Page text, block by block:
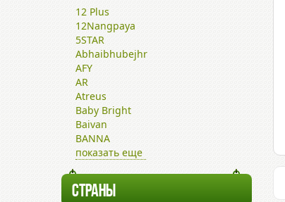
12 Plus
12Nangpaya
5STAR
Abhaibhubejhr
AFY
AR
Atreus
Baby Bright
Baivan
BANNA
показать еще
СТРАНЫ